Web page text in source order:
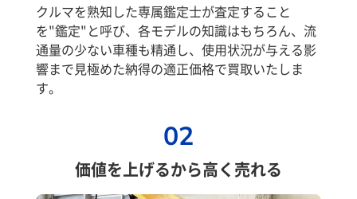
クルマを熟知した専属鑑定士が査定すること
を"鑑定"と呼び、各モデルの知識はもちろん、流
通量の少ない車種も精通し、使用状況が与える影
響まで見極めた納得の適正価格で買取いたしま
す。
02
価値を上げるから高く売れる